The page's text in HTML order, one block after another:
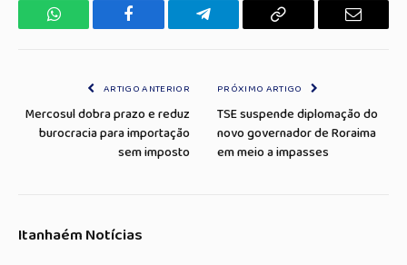
WhatsApp Facebook Telegrama Copiar
E-
ARTIGO ANTERIOR
Mercosul dobra prazo e reduz
burocracia para importação
sem imposto
PRÓXIMO ARTIGO
TSE suspende diplomação do
novo governador de Roraima
em meio a impasses
Itanhaém Notícias